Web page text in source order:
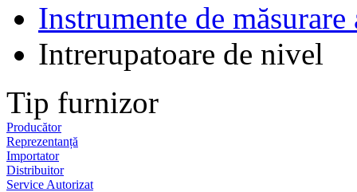
Instrumente de
Intrerupatoare de nivel
Tip furnizor
Producător
Reprezentanță
Importator
Distribuitor
Service Autorizat